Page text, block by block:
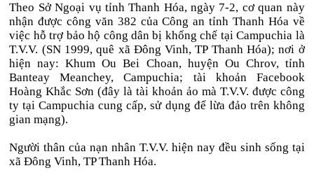
Theo Sở Ngoại vụ tỉnh Thanh Hóa, ngày 7-2, cơ quan này
nhận được công văn 382 của Công an tỉnh Thanh Hóa về
việc hỗ trợ bảo hộ công dân bị khống chế tại Campuchia là
T.V.V. (SN 1999, quê xã Đông Vinh, TP Thanh Hóa); nơi ở
hiện nay: Khum Ou Bei Choan, huyện Ou Chrov, tỉnh
Banteay Meanchey, Campuchia; tài khoản Facebook
Hoàng Khắc Sơn (đây là tài khoản ảo mà T.V.V. được công
ty tại Campuchia cung cấp, sử dụng để lừa đảo trên không
gian mạng).
Người thân của nạn nhân T.V.V. hiện nay đều sinh sống tại
xã Đông Vinh, TP Thanh Hóa.